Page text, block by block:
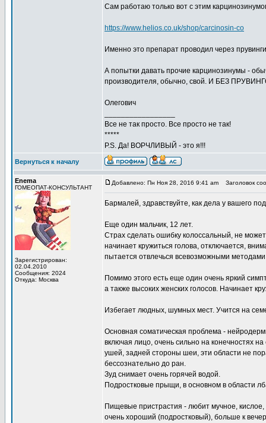
Сам работаю только вот с этим
https://www.helios.co.uk/shop/carcinosin-co
Именно это препарат проводил через
А попытки давать прочие карцинозинумы -
производителя, обычно, свой. И БЕЗ
Олегович
Все не так просто. Все просто не так!
*****
P.S. Да! ВОРЧЛИВЫЙ - это я!!!
Вернуться к началу
Enema
ГОМЕОПАТ-КОНСУЛЬТАНТ
Зарегистрирован:
02.04.2010
Сообщения: 2024
Откуда: Москва
Добавлено: Пн Ноя 28, 2016 9:41 am Заголовок
Бармалей, здравствуйте, как дела у вашего
Еще один мальчик, 12 лет.
Страх сделать ошибку колоссальный, не
начинает кружиться голова, отключается,
пытается отвлечься всевозможными
Помимо этого есть еще один очень яркий
а также высоких женских голосов. Начинает
Избегает людных, шумных мест. Учится на
Основная соматическая проблема -
включая лицо, очень сильно на конечностях на
ушей, задней стороны шеи, эти области не
бессознательно до ран.
Зуд снимает очень горячей водой.
Подростковые прыщи, в основном в области
Пищевые пристрастия - любит мучное,
очень хороший (подростковый), больше к